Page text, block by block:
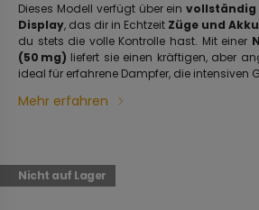
Dieses Modell verfügt über einvollständig
Display, das dir in Echtzeit Züge und
du stets die volle Kontrolle hast. Mit einer
(50 mg) liefert sie einen kräftigen, aber
ideal für erfahrene Dampfer, die intensiven
Mehr erfahren
Nicht auf Lager